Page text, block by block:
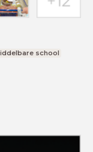
school